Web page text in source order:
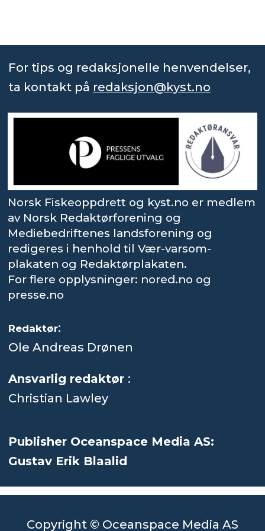
For tips og redaksjonelle henvendelser,
ta kontakt på redaksjon@kyst.no
Norsk Fiskeoppdrett og kyst.no er medlem
av Norsk Redaktørforening og
Mediebedriftenes landsforening og
redigeres i henhold til Vær-varsom-
plakaten og Redaktørplakaten.
For flere opplysninger: nored.no og
presse.no
Redaktør:
Ole Andreas Drønen
Ansvarlig redaktør :
Christian Lawley
Publisher Oceanspace Media AS:
Gustav Erik Blaalid
Copyright © Oceanspace Media AS